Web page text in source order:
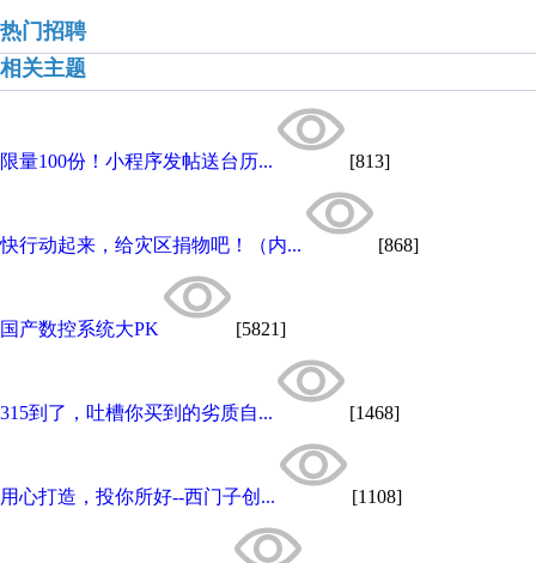
热门招聘
相关主题
限量100份！小程序发帖送台历... [813]
快行动起来，给灾区捐物吧！（内... [868]
国产数控系统大PK [5821]
315到了，吐槽你买到的劣质自... [1468]
用心打造，投你所好--西门子创... [1108]